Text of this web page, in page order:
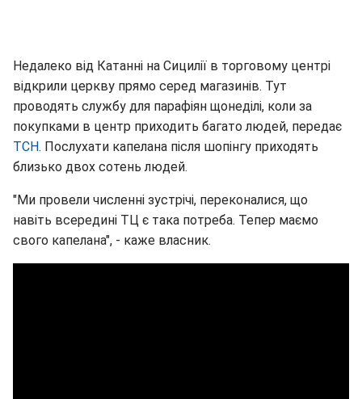
Недалеко від Катанні на Сицилії в торговому центрі
відкрили церкву прямо серед магазинів. Тут
проводять службу для парафіян щонеділі, коли за
покупками в центр приходить багато людей, передає
ТСН. Послухати капелана після шопінгу приходять
близько двох сотень людей.
"Ми провели численні зустрічі, переконалися, що
навіть всередині ТЦ є така потреба. Тепер маємо
свого капелана", - каже власник.